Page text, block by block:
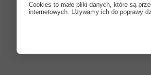
Cookies to małe pliki danych, które są
internetowych. Używamy ich do poprawy